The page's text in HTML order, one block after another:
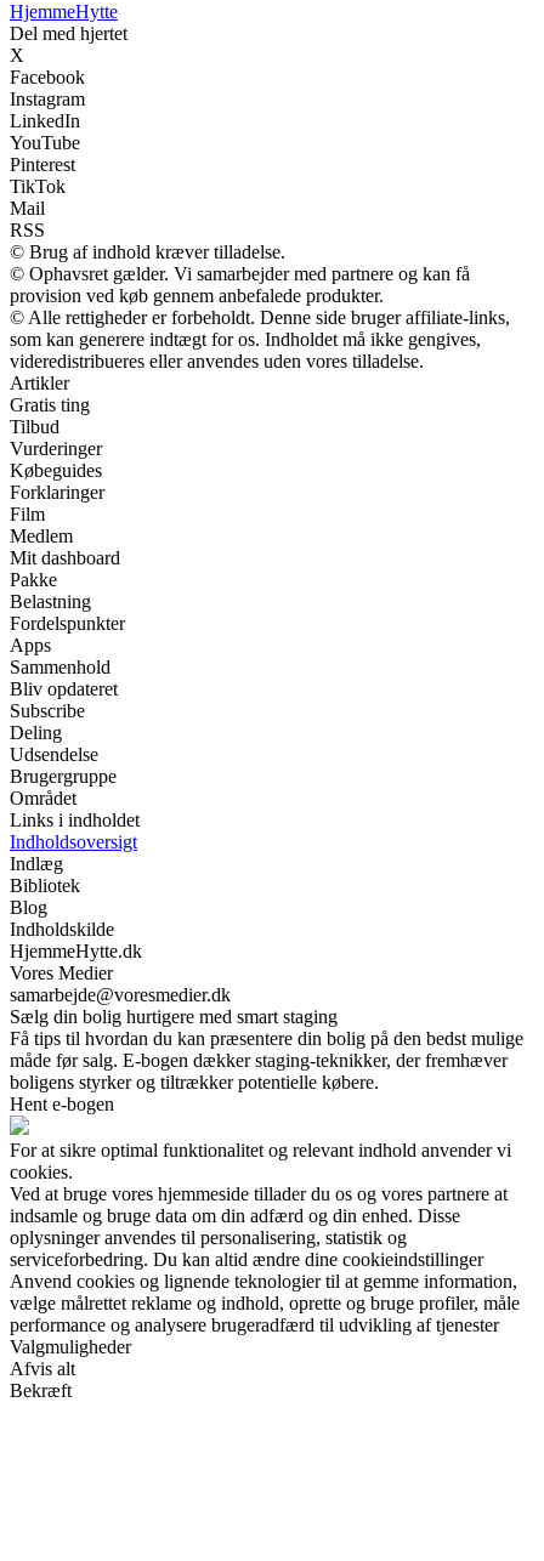
HjemmeHytte
Del med hjertet
X
Facebook
Instagram
LinkedIn
YouTube
Pinterest
TikTok
Mail
RSS
© Brug af indhold kræver tilladelse.
© Ophavsret gælder. Vi samarbejder med partnere og kan få
provision ved køb gennem anbefalede produkter.
© Alle rettigheder er forbeholdt. Denne side bruger affiliate-links,
som kan generere indtægt for os. Indholdet må ikke gengives,
videredistribueres eller anvendes uden vores tilladelse.
Artikler
Gratis ting
Tilbud
Vurderinger
Købeguides
Forklaringer
Film
Medlem
Mit dashboard
Pakke
Belastning
Fordelspunkter
Apps
Sammenhold
Bliv opdateret
Subscribe
Deling
Udsendelse
Brugergruppe
Området
Links i indholdet
Indholdsoversigt
Indlæg
Bibliotek
Blog
Indholdskilde
HjemmeHytte.dk
Vores Medier
samarbejde@voresmedier.dk
Sælg din bolig hurtigere med smart staging
Få tips til hvordan du kan præsentere din bolig på den bedst mulige
måde før salg. E-bogen dækker staging-teknikker, der fremhæver
boligens styrker og tiltrækker potentielle købere.
Hent e-bogen
For at sikre optimal funktionalitet og relevant indhold anvender vi
cookies.
Ved at bruge vores hjemmeside tillader du os og vores partnere at
indsamle og bruge data om din adfærd og din enhed. Disse
oplysninger anvendes til personalisering, statistik og
serviceforbedring. Du kan altid ændre dine cookieindstillinger
Anvend cookies og lignende teknologier til at gemme information,
vælge målrettet reklame og indhold, oprette og bruge profiler, måle
performance og analysere brugeradfærd til udvikling af tjenester
Valgmuligheder
Afvis alt
Bekræft